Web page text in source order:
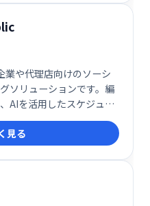
や代理店向けのソーシ
ソリューションです。編
AIを活用したスケジュー
点の管理、ローカル広告
ンツ配信ワークフローを
がら、効果的なソーシャ
す。
見る